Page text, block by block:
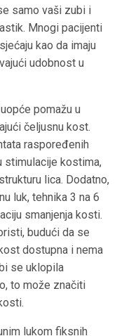
samo vaši zubi i
Mnogi pacijenti
kao da imaju
udobnost u
pomažu u
čeljusnu kost.
raspoređenih
stimulacije kostima,
lica. Dodatno,
luk, tehnika 3 na 6
smanjenja kosti.
budući da se
dostupna i nema
se uklopila
to može značiti
lukom fiksnih